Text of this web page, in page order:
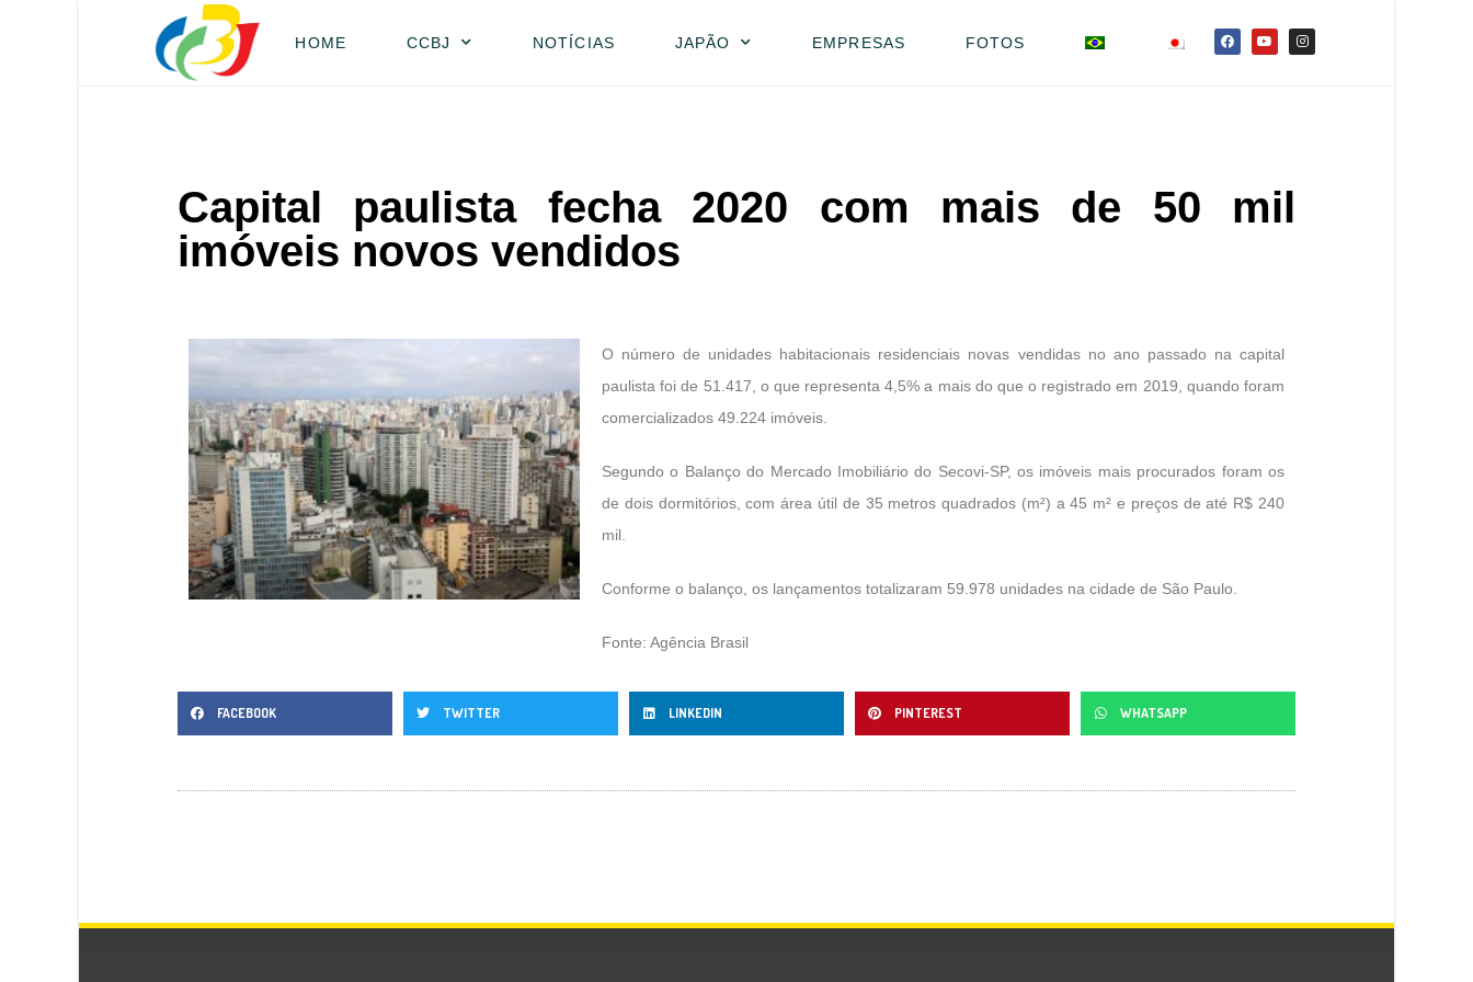
HOME CCBJ NOTÍCIAS JAPÃO EMPRESAS FOTOS
Capital paulista fecha 2020 com mais de 50 mil
imóveis novos vendidos
O número de unidades habitacionais residenciais novas vendidas no ano passado na capital
paulista foi de 51.417, o que representa 4,5% a mais do que o registrado em 2019, quando foram
comercializados 49.224 imóveis.
Segundo o Balanço do Mercado Imobiliário do Secovi-SP, os imóveis mais procurados foram os
de dois dormitórios, com área útil de 35 metros quadrados (m²) a 45 m² e preços de até R$ 240
mil.
Conforme o balanço, os lançamentos totalizaram 59.978 unidades na cidade de São Paulo.
Fonte: Agência Brasil
FACEBOOK TWITTER LINKEDIN PINTEREST WHATSAPP